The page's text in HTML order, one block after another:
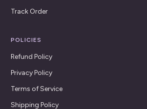
Track Order
POLICIES
Refund Policy
Privacy Policy
Terms of Service
Shipping Policy